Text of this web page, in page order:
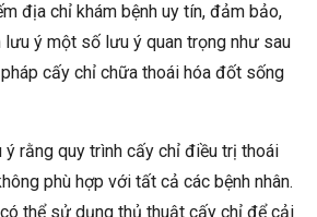
địa chỉ khám bệnh uy tín, đảm bảo,
ý một số lưu ý quan trọng như sau
cấy chỉ chữa thoái hóa đốt sống
ý rằng quy trình cấy chỉ điều trị thoái
phù hợp với tất cả các bệnh nhân.
có thể sử dụng thủ thuật cấy chỉ để cải